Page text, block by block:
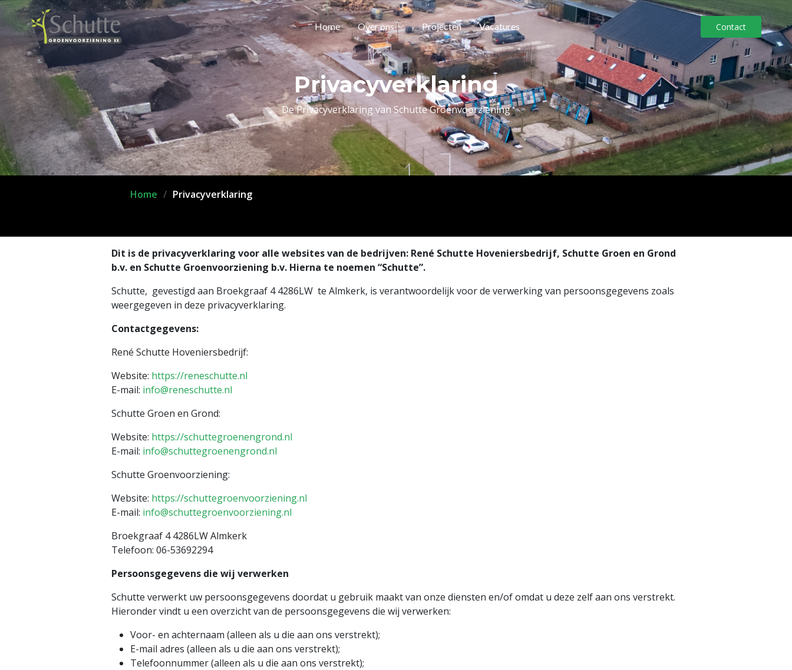
Home Over ons Projecten Vacatures Contact
Privacyverklaring
De Privacyverklaring van Schutte Groenvoorziening
Home Privacyverklaring
Dit is de privacyverklaring voor alle websites van de bedrijven: René Schutte Hoveniersbedrijf, Schutte Groen en Grond
b.v. en Schutte Groenvoorziening b.v. Hierna te noemen “Schutte”.
Schutte, gevestigd aan Broekgraaf 4 4286LW te Almkerk, is verantwoordelijk voor de verwerking van persoonsgegevens zoals
weergegeven in deze privacyverklaring.
Contactgegevens:
René Schutte Hoveniersbedrijf:
Website: https://reneschutte.nl
E-mail: info@reneschutte.nl
Schutte Groen en Grond:
Website: https://schuttegroenengrond.nl
E-mail: info@schuttegroenengrond.nl
Schutte Groenvoorziening:
Website: https://schuttegroenvoorziening.nl
E-mail: info@schuttegroenvoorziening.nl
Broekgraaf 4 4286LW Almkerk
Telefoon: 06-53692294
Persoonsgegevens die wij verwerken
Schutte verwerkt uw persoonsgegevens doordat u gebruik maakt van onze diensten en/of omdat u deze zelf aan ons verstrekt.
Hieronder vindt u een overzicht van de persoonsgegevens die wij verwerken:
Voor- en achternaam (alleen als u die aan ons verstrekt);
E-mail adres (alleen als u die aan ons verstrekt);
Telefoonnummer (alleen als u die aan ons verstrekt);